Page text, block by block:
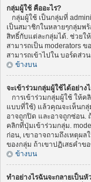
กลุ่มผู้ใช้ คืออะไร?
กลุ่มผู้ใช้ เป็นกลุ่มที่
เป็นสมาชิกในหลายๆกลุ่มพ
สิทธิ์กับแต่ละกลุ่มได้. ช่วยใ
สามารถเป็น moderators
สามารถเข้าไปใน บอร์ดส่ว
ข้างบน
จะเข้าร่วมกลุ่มผู้ใช้ได้อย่าง
การเข้าร่วมกลุ่มผู้ใช้ ให้
แบบที่ใช้) แล้วคุณจะเห็นกลุ่
อาจถูกปิด และอาจถูกซ่อน.
คลิกที่ปุ่มเข้าร่วมกลุ่ม.
ก่อน, เขาอาจถามถึงเหตุผ
ของกลุ่ม ถ้าเขาปฏิเสธคำข
ข้างบน
ทำอย่างไรฉันจะกลายเป็น